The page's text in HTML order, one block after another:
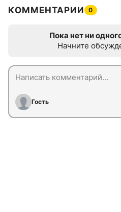
КОММЕНТАРИИ 0
Пока нет ни
Начните
Гость